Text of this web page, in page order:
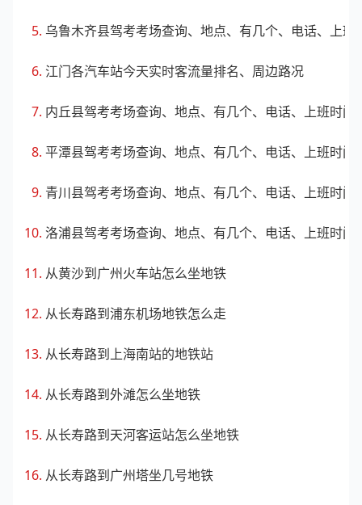
乌鲁木齐县驾考考场查询、地点、有几个、电话、上班
江门各汽车站今天实时客流量排名、周边路况
内丘县驾考考场查询、地点、有几个、电话、上班时间
平潭县驾考考场查询、地点、有几个、电话、上班时间
青川县驾考考场查询、地点、有几个、电话、上班时间
洛浦县驾考考场查询、地点、有几个、电话、上班时间
从黄沙到广州火车站怎么坐地铁
从长寿路到浦东机场地铁怎么走
从长寿路到上海南站的地铁站
从长寿路到外滩怎么坐地铁
从长寿路到天河客运站怎么坐地铁
从长寿路到广州塔坐几号地铁